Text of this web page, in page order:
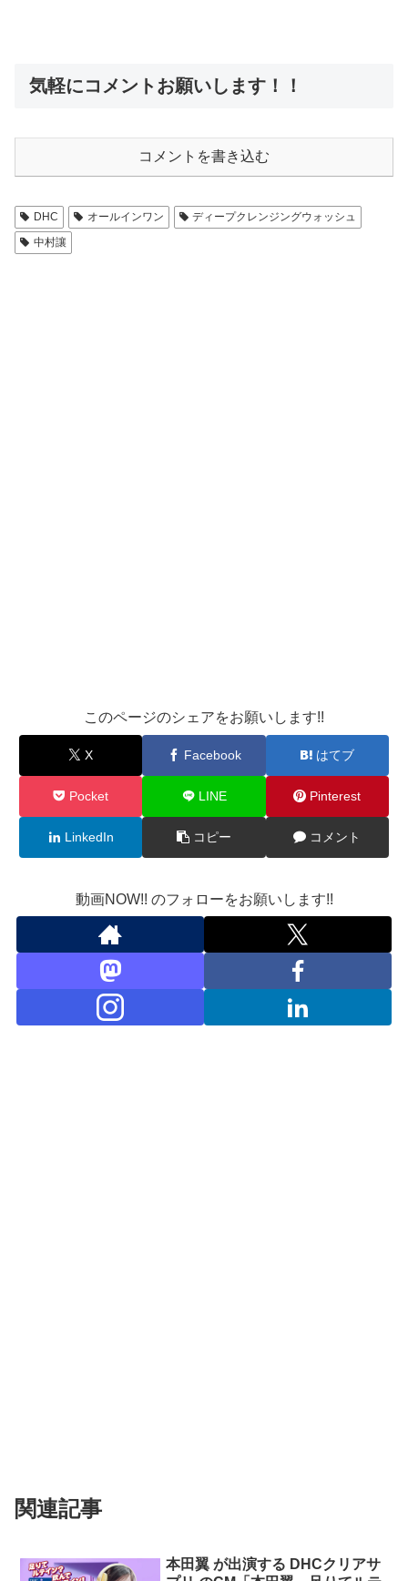
気軽にコメントお願いします！！
コメントを書き込む
DHC オールインワン
ディープクレンジングウォッシュ
中村讓
このページのシェアをお願いします!!
X Facebook はてブ
Pocket LINE Pinterest
LinkedIn コピー コメント
動画NOW!! のフォローをお願いします!!
関連記事
本⽥翼 が出演する DHCクリアサ